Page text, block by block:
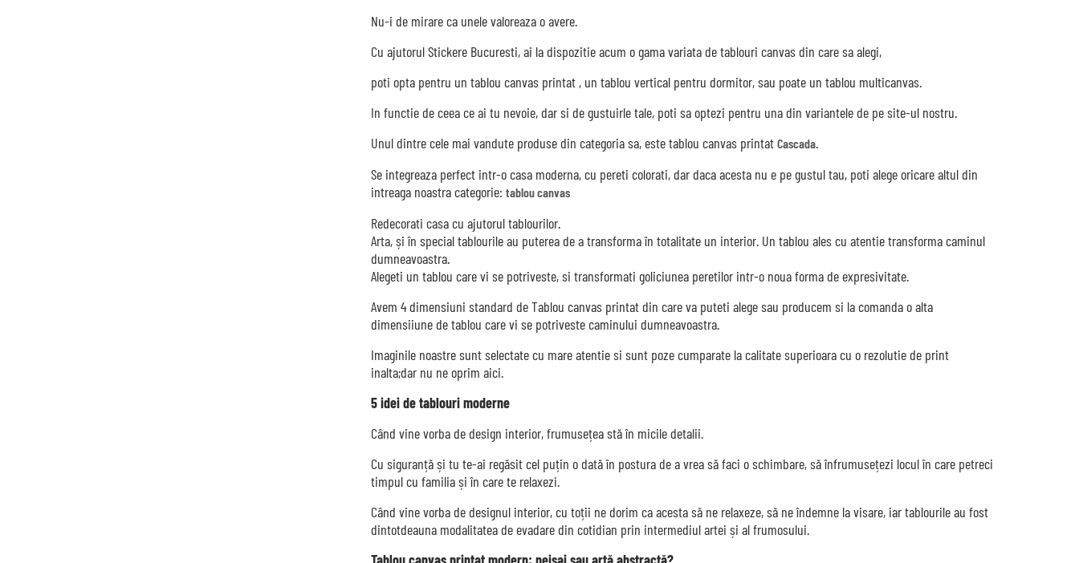
Nu-i de mirare ca unele valoreaza o avere.
Cu ajutorul Stickere Bucuresti, ai la dispozitie acum o gama variata de tablouri canvas din care sa alegi,
poti opta pentru un tablou canvas printat , un tablou vertical pentru dormitor, sau poate un tablou multicanvas.
In functie de ceea ce ai tu nevoie, dar si de gustuirle tale, poti sa optezi pentru una din variantele de pe site-ul nostru.
Unul dintre cele mai vandute produse din categoria sa, este tablou canvas printat Cascada.
Se integreaza perfect intr-o casa moderna, cu pereti colorati, dar daca acesta nu e pe gustul tau, poti alege oricare altul din
intreaga noastra categorie: tablou canvas
Redecorati casa cu ajutorul tablourilor.
Arta, și în special tablourile au puterea de a transforma în totalitate un interior. Un tablou ales cu atentie transforma caminul
dumneavoastra.
Alegeti un tablou care vi se potriveste, si transformati goliciunea peretilor intr-o noua forma de expresivitate.
Avem 4 dimensiuni standard de Tablou canvas printat din care va puteti alege sau producem si la comanda o alta
dimensiiune de tablou care vi se potriveste caminului dumneavoastra.
Imaginile noastre sunt selectate cu mare atentie si sunt poze cumparate la calitate superioara cu o rezolutie de print
inalta;dar nu ne oprim aici.
5 idei de tablouri moderne
Când vine vorba de design interior, frumusețea stă în micile detalii.
Cu siguranță și tu te-ai regăsit cel puțin o dată în postura de a vrea să faci o schimbare, să înfrumusețezi locul în care petreci
timpul cu familia și în care te relaxezi.
Când vine vorba de designul interior, cu toții ne dorim ca acesta să ne relaxeze, să ne îndemne la visare, iar tablourile au fost
dintotdeauna modalitatea de evadare din cotidian prin intermediul artei și al frumosului.